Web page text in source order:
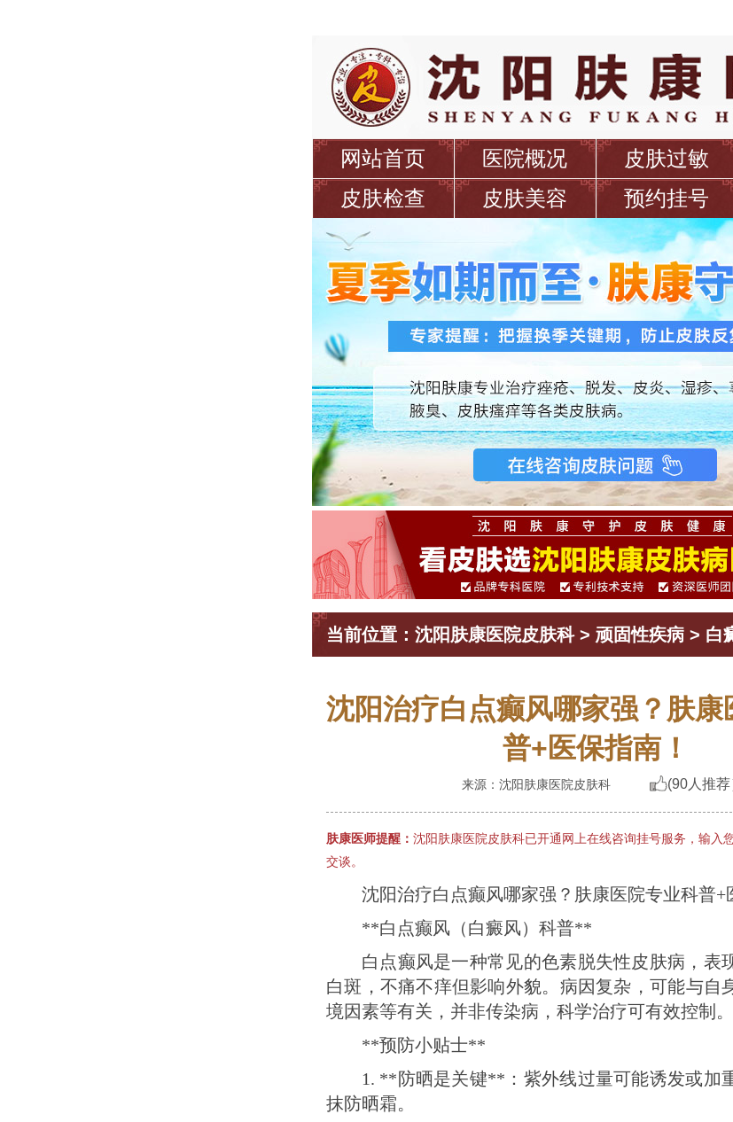
网站首页 医院概况 皮肤过敏
皮肤检查
皮肤美容 预约挂号
当前位置： 沈阳肤康医院皮肤科> 顽固性疾病 > 白
沈阳治疗白点癫风哪家强？肤康
普+医保指南！
来源：沈阳肤康医院皮肤科 (90人推荐
肤康医师提醒： 沈阳肤康医院皮肤科已开通网上在线咨询挂号服务，输入
交谈。
沈阳治疗白点癫风哪家强？肤康医院专业科普+
**白点癫风（白癜风）科普**
白点癫风是一种常见的色素脱失性皮肤病，表
白斑，不痛不痒但影响外貌。病因复杂，可能与自
境因素等有关，并非传染病，科学治疗可有效控制。
**预防小贴士**
1. **防晒是关键**：紫外线过量可能诱发或加
抹防晒霜。